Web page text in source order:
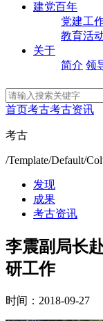
建党百年
党建工
教育活
关于
简介 领
首页考古考古资讯
考古
/Template/Default/
发现
成果
考古资讯
李震副局长
研工作
时间：2018-09-27